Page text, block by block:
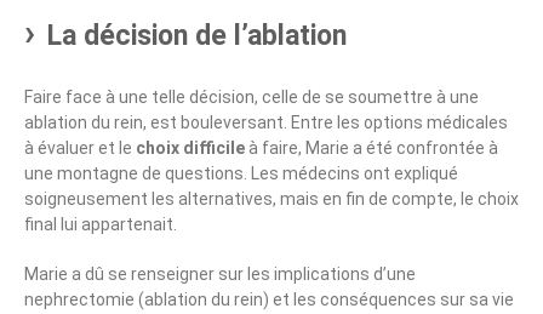
La décision de l’ablation
Faire face à une telle décision, celle de se soumettre à une
ablation du rein, est bouleversant. Entre les options médicales
à évaluer et le choix difficile à faire, Marie a été confrontée à
une montagne de questions. Les médecins ont expliqué
soigneusement les alternatives, mais en fin de compte, le choix
final lui appartenait.
Marie a dû se renseigner sur les implications d’une
nephrectomie (ablation du rein) et les conséquences sur sa vie